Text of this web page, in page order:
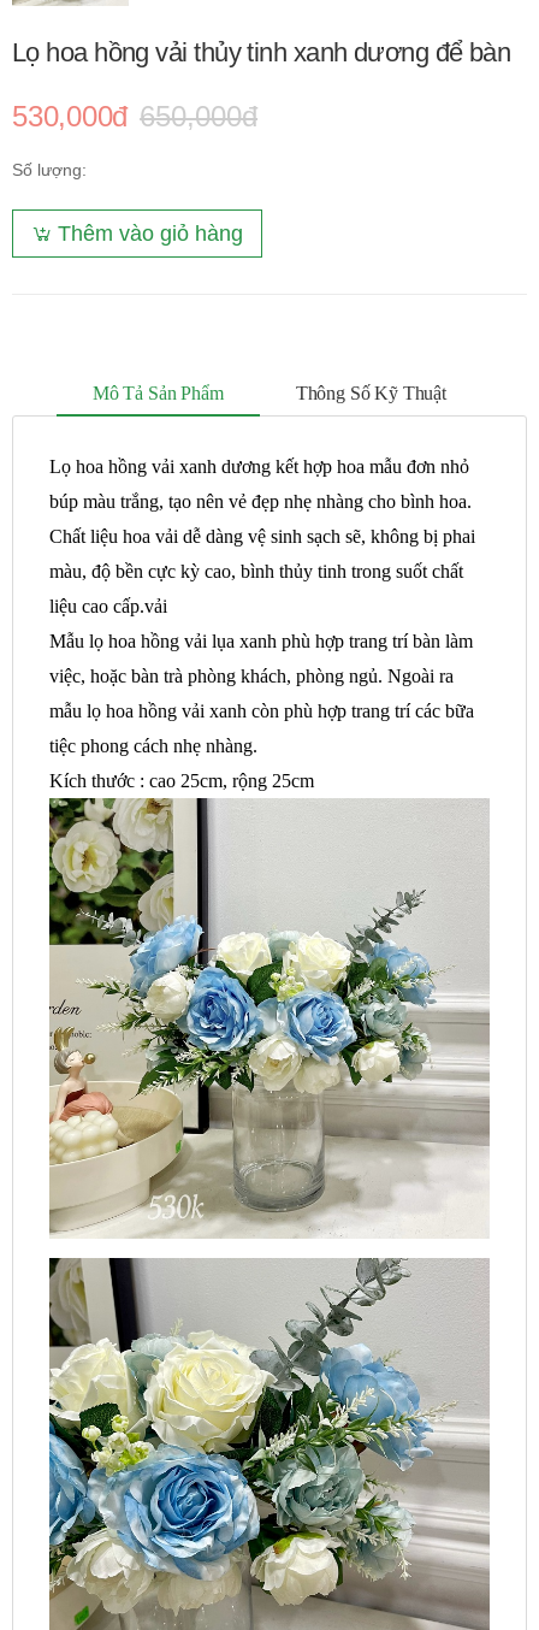
Lọ hoa hồng vải thủy tinh xanh dương để bàn
530,000đ 650,000đ
Số lượng:
Thêm vào giỏ hàng
Mô Tả Sản Phẩm Thông Số Kỹ Thuật
Lọ hoa hồng vải xanh dương kết hợp hoa mẫu đơn nhỏ
búp màu trắng, tạo nên vẻ đẹp nhẹ nhàng cho bình hoa.
Chất liệu hoa vải dễ dàng vệ sinh sạch sẽ, không bị phai
màu, độ bền cực kỳ cao, bình thủy tinh trong suốt chất
liệu cao cấp.vải
Mẫu lọ hoa hồng vải lụa xanh phù hợp trang trí bàn làm
việc, hoặc bàn trà phòng khách, phòng ngủ. Ngoài ra
mẫu lọ hoa hồng vải xanh còn phù hợp trang trí các bữa
tiệc phong cách nhẹ nhàng.
Kích thước : cao 25cm, rộng 25cm